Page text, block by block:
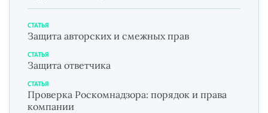
СТАТЬЯ
Защита авторских и смежных прав
СТАТЬЯ
Защита ответчика
СТАТЬЯ
Проверка Роскомнадзора: порядок и права
компании